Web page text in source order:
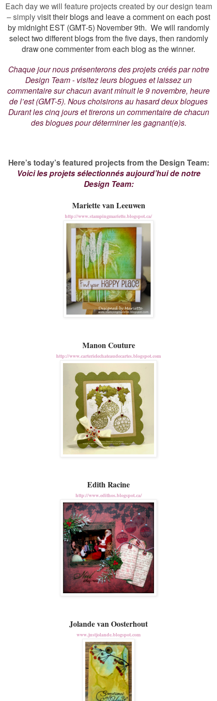
Each day we will feature projects created by our design team
– simply visit their blogs and leave a comment on each post
by midnight EST (GMT-5) November 9th. We will randomly
select two different blogs from the five days, then randomly
draw one commenter from each blog as the winner.
Chaque jour nous présenterons des projets créés par notre
Design Team - visitez leurs blogues et laissez un
commentaire sur chacun avant minuit le 9 novembre, heure
de l’est (GMT-5). Nous choisirons au hasard deux blogues
Durant les cinq jours et tirerons un commentaire de chacun
des blogues pour déterminer les gagnant(e)s.
Here’s today’s featured projects from the Design Team:
Voici les projets sélectionnés aujourd’hui de notre
Design Team:
Mariette van Leeuwen
http://www.stampingmariette.blogspot.ca/
Manon Couture
http://www.carterielechateaudecartes.blogspot.com
Edith Racine
http://www.edithos.blogspot.ca/
Jolande van Oosterhout
www.justjolande.blogspot.com